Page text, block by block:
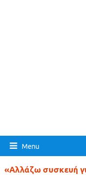
Menu
«Αλλάζω συσκευή